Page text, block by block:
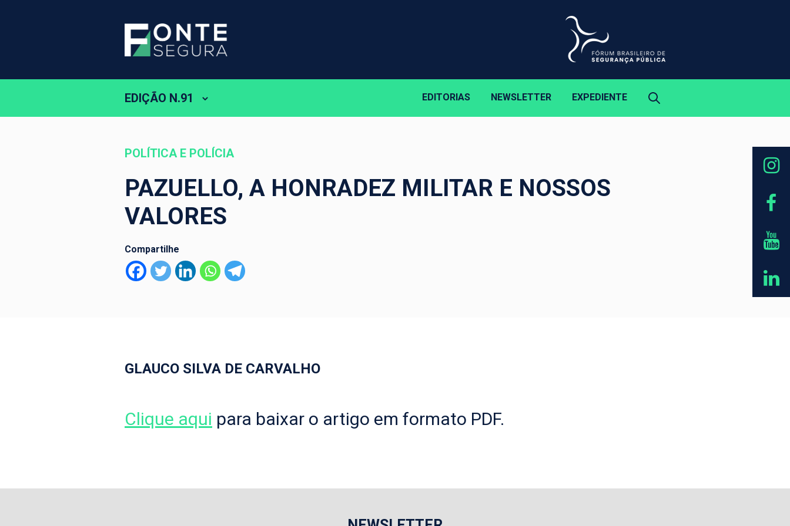
EDIÇÃO N.91 EDITORIAS NEWSLETTER EXPEDIENTE
POLÍTICA E POLÍCIA
PAZUELLO, A HONRADEZ MILITAR E NOSSOS
VALORES
Compartilhe
GLAUCO SILVA DE CARVALHO
Clique aqui para baixar o artigo em formato PDF.